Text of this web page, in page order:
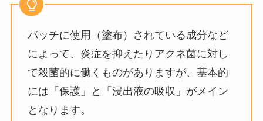
パッチに使用（塗布）されている成分など
によって、炎症を抑えたりアクネ菌に対し
て殺菌的に働くものがありますが、基本的
には「保護」と「浸出液の吸収」がメイン
となります。